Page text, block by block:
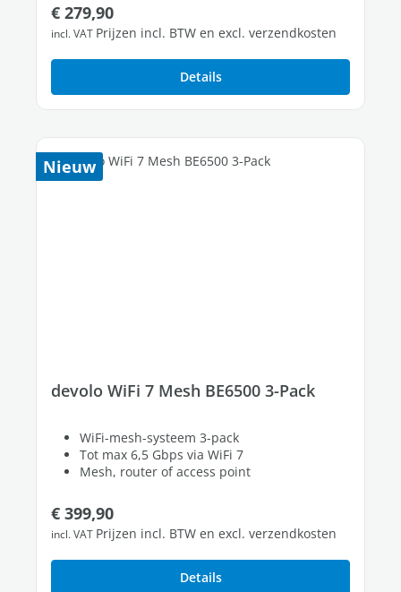
Normale prijs:
€ 279,90
incl. VAT Prijzen incl. BTW en excl. verzendkosten
Details
Nieuw
devolo WiFi 7 Mesh BE6500 3-Pack
WiFi-mesh-systeem 3-pack
Tot max 6,5 Gbps via WiFi 7
Mesh, router of access point
Normale prijs:
€ 399,90
incl. VAT Prijzen incl. BTW en excl. verzendkosten
Details